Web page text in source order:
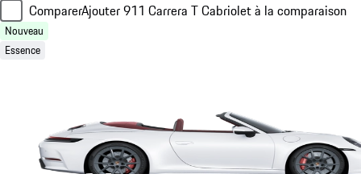
ComparerAjouter 911 Carrera T Cabriolet à la comparaison
Nouveau
Essence